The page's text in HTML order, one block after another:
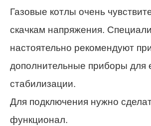
Газовые котлы очень
скачкам напряжения.
настоятельно рекомендуют
дополнительные приборы для
стабилизации.
Для подключения нужно
функционал.